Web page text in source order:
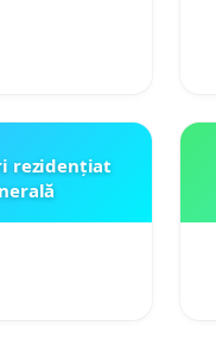
rezidențiat